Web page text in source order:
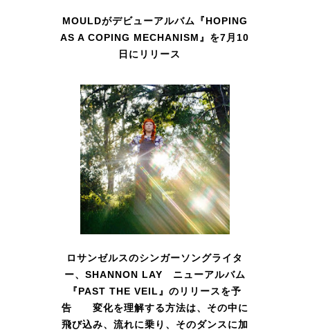
MOULDがデビューアルバム『HOPING
AS A COPING MECHANISM』を7月10
日にリリース
ロサンゼルスのシンガーソングライタ
ー、SHANNON LAY ニューアルバム
『PAST THE VEIL』のリリースを予
告 変化を理解する方法は、その中に
飛び込み、流れに乗り、そのダンスに加